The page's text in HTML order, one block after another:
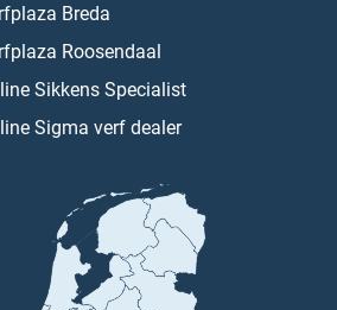
Breda
Roosendaal
Sikkens Specialist
Sigma verf dealer